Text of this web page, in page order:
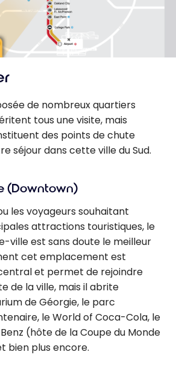
de nombreux quartiers
tous une visite, mais
des points de chute
séjour dans cette ville du Sud.
(Downtown)
les voyageurs souhaitant
attractions touristiques, le
ville est sans doute le meilleur
cet emplacement est
et permet de rejoindre
de la ville, mais il abrite
de Géorgie, le parc
le World of Coca-Cola, le
(hôte de la Coupe du Monde
bien plus encore.